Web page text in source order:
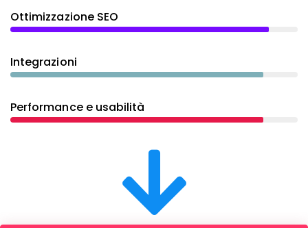
Ottimizzazione SEO
Integrazioni
Performance e usabilità